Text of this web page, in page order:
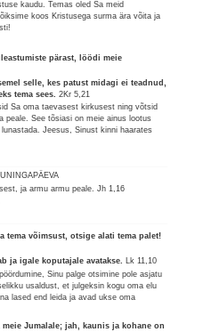
kaudu. Temas oled Sa meid
koos Kristusega surma ära võita ja
pärast, löödi meie
selle, kes patust midagi ei teadnud,
tema sees.2Kr 5,21
Sa oma taevasest kirkusest ning võtsid
peale. See tõsiasi on meie ainus lootus
Jeesus, Sinust kinni haarates
ja armu armu peale.Jh 1,16
tema võimsust, otsige alati tema palet!
ja igale koputajale avatakse. Lk 11,10
Sinu palge otsimine pole asjatu
usaldust, et julgeksin kogu oma elu
lased end leida ja avad ukse oma
meie Jumalale; jah, kaunis ja kohane on